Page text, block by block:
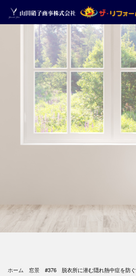
ホーム 窓景 #376 脱衣所に潜む隠れ熱中症を防ぐ